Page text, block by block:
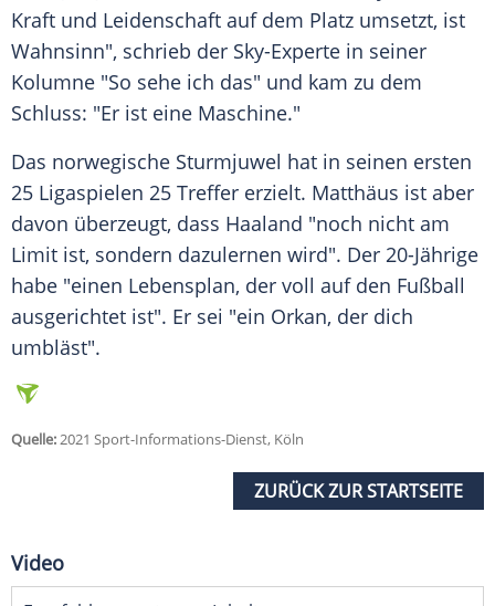
Kraft und Leidenschaft auf dem Platz umsetzt, ist
Wahnsinn", schrieb der Sky-Experte in seiner
Kolumne "So sehe ich das" und kam zu dem
Schluss: "Er ist eine Maschine."
Das norwegische Sturmjuwel hat in seinen ersten
25 Ligaspielen 25 Treffer erzielt. Matthäus ist aber
davon überzeugt, dass Haaland "noch nicht am
Limit ist, sondern dazulernen wird". Der 20-Jährige
habe "einen Lebensplan, der voll auf den Fußball
ausgerichtet ist". Er sei "ein Orkan, der dich
umbläst".
Quelle:2021 Sport-Informations-Dienst, Köln
ZURÜCK ZUR STARTSEITE
Video